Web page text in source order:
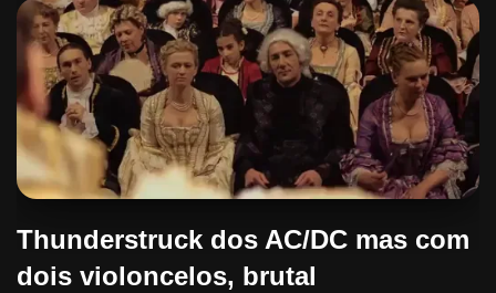
Thunderstruck dos AC/DC mas com
dois violoncelos, brutal